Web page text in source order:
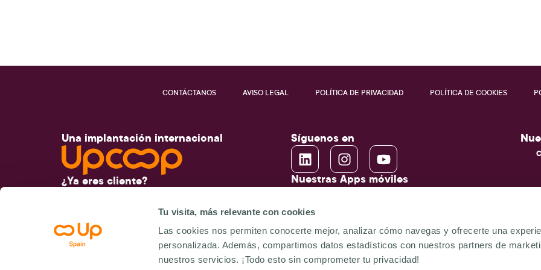
Tu visita, más relevante con cookies
Las cookies nos permiten conocerte mejor, analizar cómo navegas y ofrecerte una
personalizada. Además, compartimos datos estadísticos con nuestros partners de
nuestros servicios. ¡Todo esto sin comprometer tu privacidad!
CONTÁCTANOS AVISO LEGAL POLÍTICA DE PRIVACIDAD POLÍTICA DE COOKIES
Una implantación internacional
¿Ya eres cliente?
Accede a tus plataformas
Síguenos en
Nuestras Apps móviles
TU EXPERIENCIA UPONE
TU EXPERIENCIA UP